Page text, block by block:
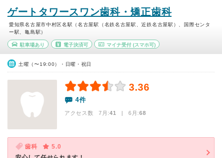
ゲートタワースワン歯科・矯正歯科
愛知県名古屋市中村区名駅（名古屋駅（名鉄名古屋駅、近鉄名古屋駅）、国際センタ
ー駅、亀島駅）
駐車場あり 電子決済可 マイナ受付 (スマホ可)
土曜（〜19:00）・日曜・祝日
3.36
4件
アクセス数 7月:41 | 6月:68
歯科
5.0